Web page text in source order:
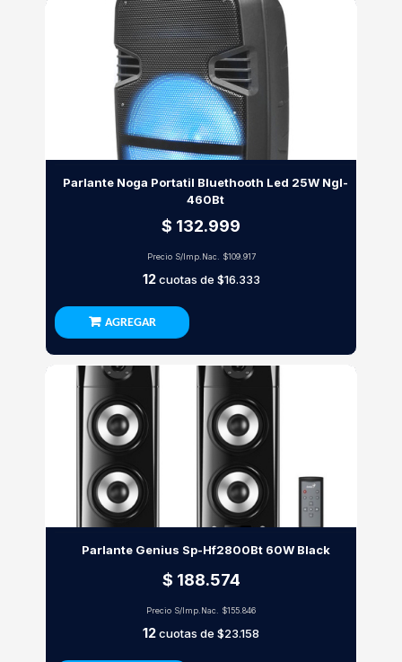
Parlante Noga Portatil Bluethooth Led 25W Ngl-
460Bt
$ 132.999
Precio S/Imp.Nac. $109.917
12cuotas de $16.333
AGREGAR
Parlante Genius Sp-Hf2800Bt 60W Black
$ 188.574
Precio S/Imp.Nac. $155.846
12cuotas de $23.158